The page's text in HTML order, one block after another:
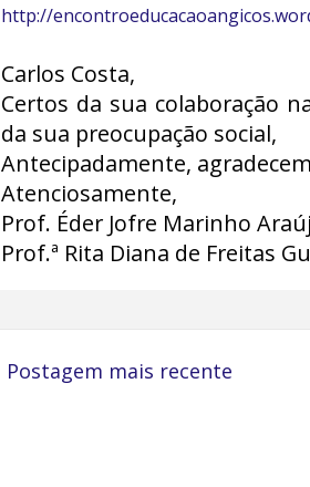
http://
Carlos Costa,
Certos da sua colaboração
da sua preocupação social,
Antecipadamente,
Atenciosamente,
Prof. Éder Jofre Marinho
Prof.ª Rita Diana de Freitas
Postagem mais recente